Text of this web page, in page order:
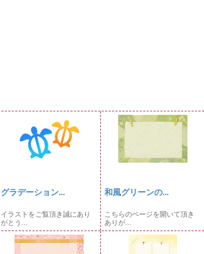
グラデーション...
イラストをご覧頂き誠にあり
がとう...
和風グリーンの...
こちらのページを開いて頂き
ありが...